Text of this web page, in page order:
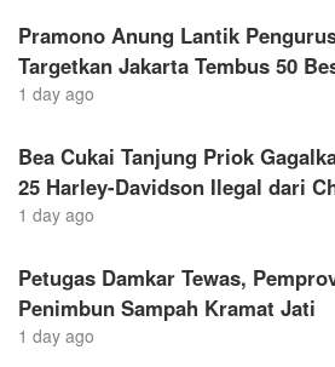
Pramono Anung Lantik
Targetkan Jakarta Tembus 50
1 day ago
Bea Cukai Tanjung Priok
25 Harley-Davidson Ilegal dari
1 day ago
Petugas Damkar Tewas,
Penimbun Sampah Kramat Jati
1 day ago